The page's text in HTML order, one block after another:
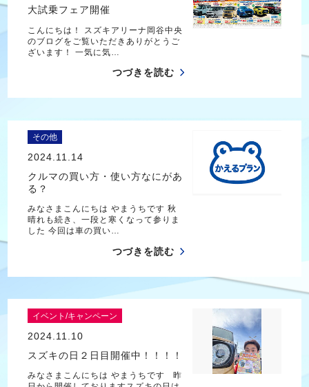
大試乗フェア開催
こんにちは！ スズキアリーナ岡谷中央
のブログをご覧いただきありがとうご
ざいます！ 一気に気…
つづきを読む
その他
2024.11.14
クルマの買い方・使い方なにがあ
る？
みなさまこんにちは やまうちです 秋
晴れも続き、一段と寒くなって参りま
した 今回は車の買い…
つづきを読む
イベント/キャンペーン
2024.11.10
スズキの日２日目開催中！！！！
みなさまこんにちは やまうちです 昨